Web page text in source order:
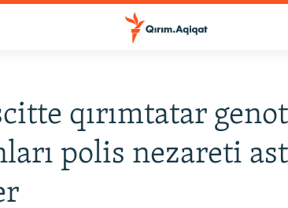
qırımtatar
polis nezareti